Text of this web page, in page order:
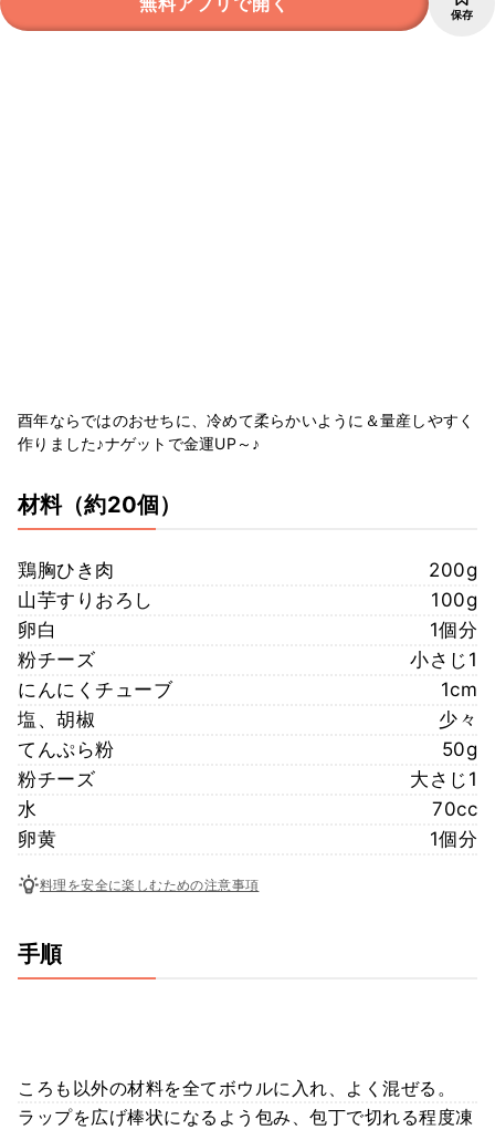
保存
酉年ならではのおせちに、冷めて柔らかいように＆量産しやすく
作りました♪ナゲットで金運UP～♪
材料（約20個）
鶏胸ひき肉
200g
山芋すりおろし
100g
卵白
1個分
粉チーズ
小さじ1
にんにくチューブ
1cm
塩、胡椒
少々
てんぷら粉
50g
粉チーズ
大さじ1
水
70cc
卵黄
1個分
料理を安全に楽しむための注意事項
手順
ころも以外の材料を全てボウルに入れ、よく混ぜる。
ラップを広げ棒状になるよう包み、包丁で切れる程度凍